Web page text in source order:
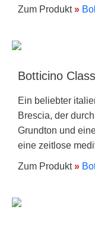
Zum Produkt»
Botticino
Ein beliebter
Brescia, der
Grundton und
eine zeitlose
Zum Produkt»